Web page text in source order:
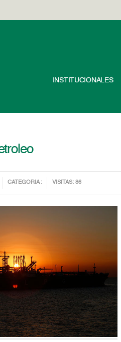
INSTITUCIONALES
CATEGORIA : VISITAS: 86